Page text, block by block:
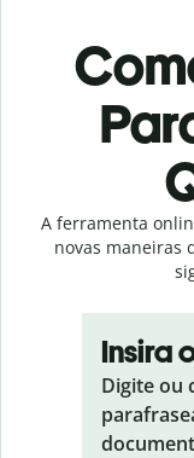
A ferramenta
novas maneiras
Insira
Digite ou